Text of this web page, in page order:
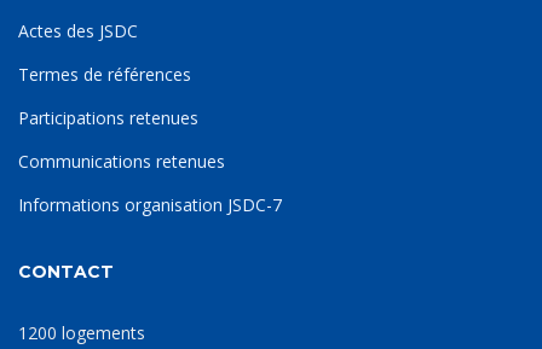
Actes des JSDC
Termes de références
Participations retenues
Communications retenues
Informations organisation JSDC-7
CONTACT
1200 logements